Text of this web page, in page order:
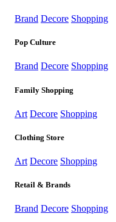
Brand Decore Shopping
Pop Culture
Brand Decore Shopping
Family Shopping
Art Decore Shopping
Clothing Store
Art Decore Shopping
Retail & Brands
Brand Decore Shopping